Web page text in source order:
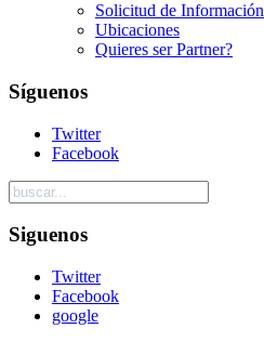
Solicitud de Información
Ubicaciones
Quieres ser Partner?
Síguenos
Twitter
Facebook
Siguenos
Twitter
Facebook
google